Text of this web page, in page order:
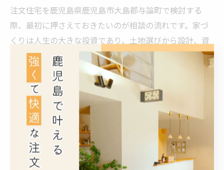
注文住宅を鹿児島県鹿児島市大島郡与論町で検討する
際、最初に押さえておきたいのが相談の流れです。家づ
くりは人生の大きな投資であり、土地選びから設計、資
金計画まで段階ごとに慎重な判断が求められます。まず
は専門家とのヒアリングを通じて希望や条件を洗い出
し、その後に理想の住まい像を具体化していくことが重
要です。
相談の進め方を正しく理解することで、無駄な時間や費
用を抑え、納得のいく注文住宅計画が可能となります。
例えば、初回相談時には家族構成やライフスタイル、今
後の住まい方について細かく伝えることで、より的確な